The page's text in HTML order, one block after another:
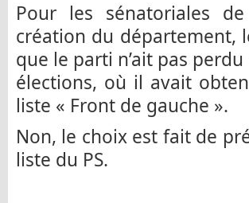
Pour les sénatoriales
création du département,
que le parti n’ait pas
élections, où il avait
liste « Front de gauche ».
Non, le choix est fait de
liste du PS.